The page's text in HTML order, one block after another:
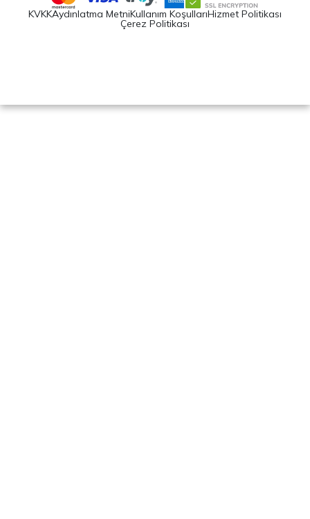
KVKKAydınlatma MetniKullanım KoşullarıHizmet Politikası
Çerez Politikası